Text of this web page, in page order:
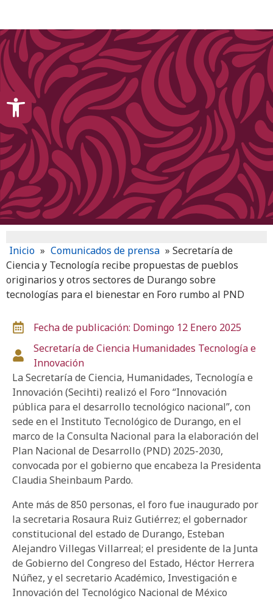
Inicio » Comunicados de prensa » Secretaría de
Ciencia y Tecnología recibe propuestas de pueblos
originarios y otros sectores de Durango sobre
tecnologías para el bienestar en Foro rumbo al PND
Fecha de publicación: Domingo 12 Enero 2025
Secretaría de Ciencia Humanidades Tecnología e
Innovación
La Secretaría de Ciencia, Humanidades, Tecnología e
Innovación (Secihti) realizó el Foro “Innovación
pública para el desarrollo tecnológico nacional”, con
sede en el Instituto Tecnológico de Durango, en el
marco de la Consulta Nacional para la elaboración del
Plan Nacional de Desarrollo (PND) 2025-2030,
convocada por el gobierno que encabeza la Presidenta
Claudia Sheinbaum Pardo.
Ante más de 850 personas, el foro fue inaugurado por
la secretaria Rosaura Ruiz Gutiérrez; el gobernador
constitucional del estado de Durango, Esteban
Alejandro Villegas Villarreal; el presidente de la Junta
de Gobierno del Congreso del Estado, Héctor Herrera
Núñez, y el secretario Académico, Investigación e
Innovación del Tecnológico Nacional de México
Open toolbar